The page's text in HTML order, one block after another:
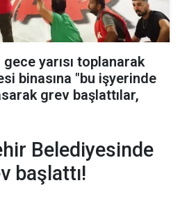
gece yarısı toplanarak
binasına "bu işyerinde
grev başlattılar,
Belediyesinde
başlattı!